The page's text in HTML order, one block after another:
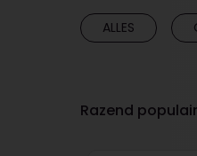
ALLES
Razend